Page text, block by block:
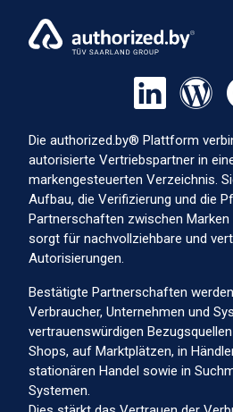
Die authorized.by® Plattform
autorisierte Vertriebspartner in
markengesteuerten Verzeichnis.
Aufbau, die Verifizierung und die
Partnerschaften zwischen Marken
sorgt für nachvollziehbare und
Autorisierungen.
Bestätigte Partnerschaften
Verbraucher, Unternehmen und
vertrauenswürdigen
Shops, auf Marktplätzen, in
stationären Handel sowie in
Systemen.